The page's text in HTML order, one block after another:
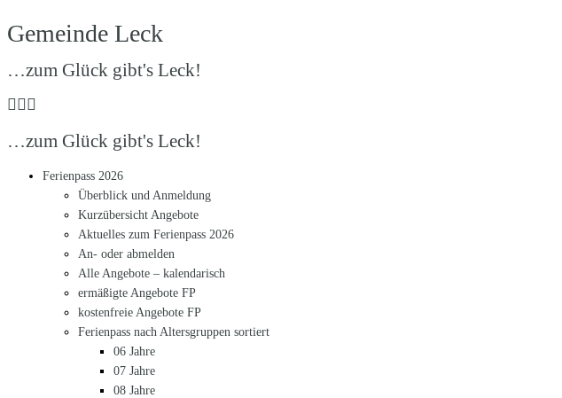
Inhalt
Gemeinde Leck
…zum Glück gibt's Leck!
…zum Glück gibt's Leck!
Ferienpass 2026
Überblick und Anmeldung
Kurzübersicht Angebote
Aktuelles zum Ferienpass 2026
An- oder abmelden
Alle Angebote – kalendarisch
ermäßigte Angebote FP
kostenfreie Angebote FP
Ferienpass nach Altersgruppen sortiert
06 Jahre
07 Jahre
08 Jahre